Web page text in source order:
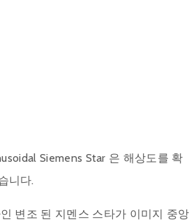
Siemens Star 은 해상도를 확
니다.
변조 된 지멘스 스타가 이미지 중앙